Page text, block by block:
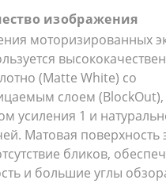
изображения
моторизированных
(Matte White) со
слоем (BlockOut),
усиления 1 и
Матовая поверхность
бликов,
и большие углы